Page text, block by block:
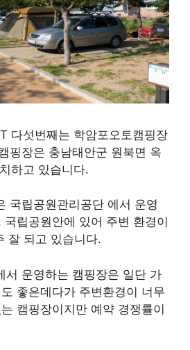
다섯번째는 학암포오토캠핑장
핑장은 충남태안군 원북면 옥
하고 있습니다.
국립공원관리공단 에서 운영
립공원안에 있어 주변 환경이
잘 되고 있습니다.
서 운영하는 캠핑장은 일단 가
좋은데다가 주변환경이 너무
캠핑장이지만 예약 경쟁률이